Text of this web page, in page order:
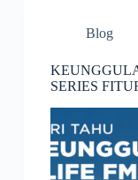
Blog
SERIES